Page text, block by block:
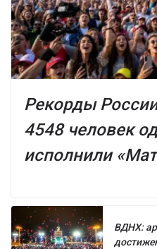
Рекорды
4548 человек
исполнили
ВДНХ: